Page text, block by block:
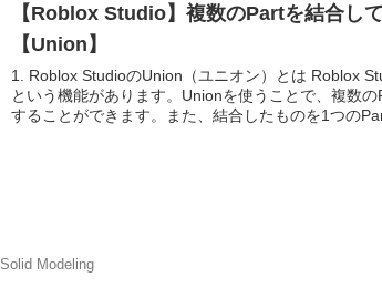
【Roblox Studio】複数のPartを結合し
【Union】
1. Roblox StudioのUnion（ユニオン）とは Roblox
という機能があります。Unionを使うことで、複数
することができます。また、結合したものを1つの
Solid Modeling